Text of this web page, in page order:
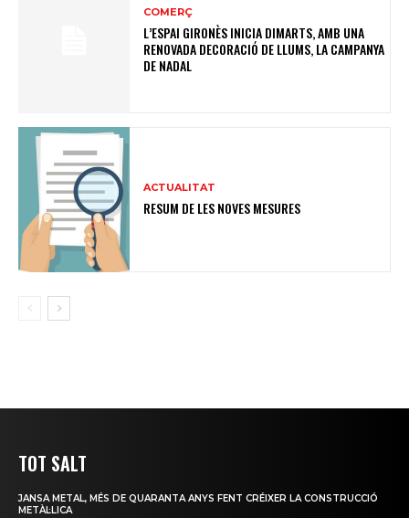
COMERÇ
L’ESPAI GIRONÈS INICIA DIMARTS, AMB UNA
RENOVADA DECORACIÓ DE LLUMS, LA CAMPANYA
DE NADAL
ACTUALITAT
RESUM DE LES NOVES MESURES
TOT SALT
JANSA METAL, MÉS DE QUARANTA ANYS FENT CRÉIXER LA CONSTRUCCIÓ
METÀL·LICA